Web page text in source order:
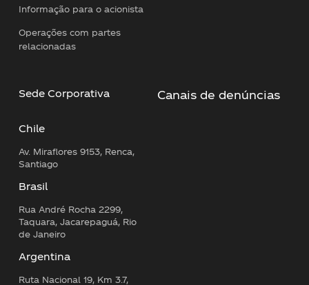
Informação para o acionista
Operações com partes
relacionadas
Sede Corporativa
Chile
Av. Miraflores 9153, Renca,
Santiago
Brasil
Rua André Rocha 2299,
Taquara, Jacarepaguá, Rio
de Janeiro
Argentina
Ruta Nacional 19, Km 3.7,
Canais de denúncias